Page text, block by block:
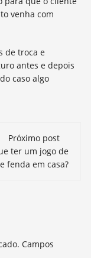
venha com
de troca e
antes e depois
caso algo
Próximo post
ter um jogo de
fenda em casa?
Campos